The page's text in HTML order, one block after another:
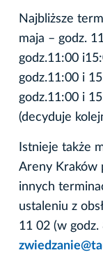
Najbliższe
maja – godz.
godz.11:00
godz.11:00 i
godz.11:00 i
(decyduje
Istnieje także
Areny Kraków
innych
ustaleniu z
11 02 (w